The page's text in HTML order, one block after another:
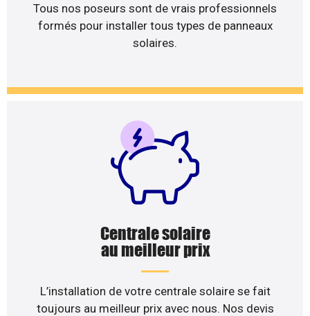
Tous nos poseurs sont de vrais professionnels
formés pour installer tous types de panneaux
solaires.
Centrale solaire
au meilleur prix
L’installation de votre centrale solaire se fait
toujours au meilleur prix avec nous. Nos devis